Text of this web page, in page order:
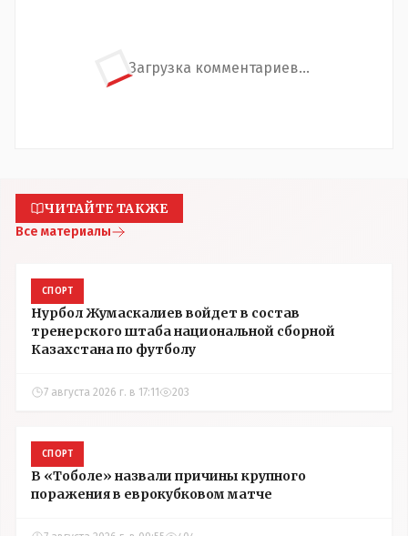
Загрузка комментариев...
ЧИТАЙТЕ ТАКЖЕ
Все материалы
СПОРТ
Нурбол Жумаскалиев войдет в состав
тренерского штаба национальной сборной
Казахстана по футболу
7 августа 2026 г. в 17:11 203
СПОРТ
В «Тоболе» назвали причины крупного
поражения в еврокубковом матче